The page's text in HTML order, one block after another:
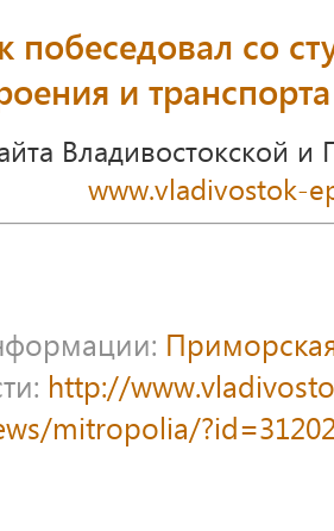
побеседовал со
и транспорта
Владивостокской
www.vladivostok-
http://
mitropolia/